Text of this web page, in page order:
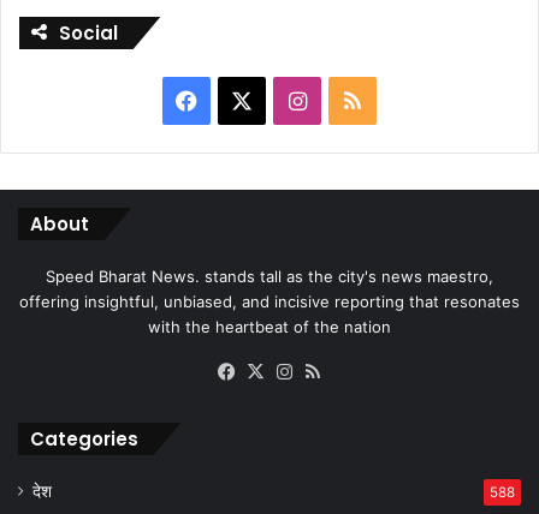
Social
Facebook Instagram
RSS
About
Speed Bharat News. stands tall as the city's news maestro,
offering insightful, unbiased, and incisive reporting that resonates
with the heartbeat of the nation
Facebook
X Instagram
Categories
देश 588